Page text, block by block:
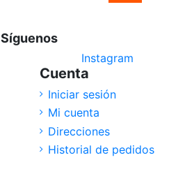
Síguenos
Instagram
Cuenta
Iniciar sesión
Mi cuenta
Direcciones
Historial de pedidos